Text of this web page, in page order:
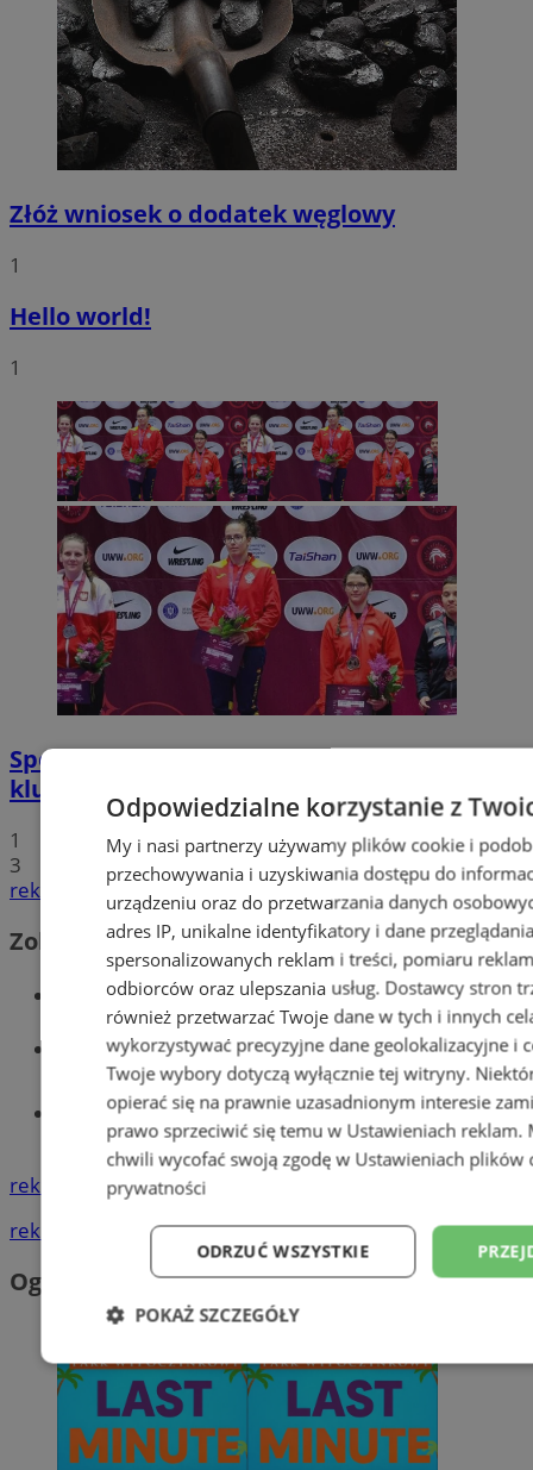
Złóż wniosek o dodatek węglowy
1
Hello world!
1
Sportowe podsumowanie wodzisławskich
klubów sportowych
1
3
reklama
Zobacz również
Wiadomości kryminalne w Wodzisławiu
Wiadomości lokalne
Tworzenie stron www - Wodzisław
Śląski
reklama
reklama
Ogłoszenia
Odpowiedzialne korzystanie z
My i nasi partnerzy używamy plików cookie i
przechowywania i uzyskiwania dostępu do
urządzeniu oraz do przetwarzania danych
adres IP, unikalne identyfikatory i dane
spersonalizowanych reklam i treści, pomiaru
odbiorców oraz ulepszania usług. Dostawcy stron
również przetwarzać Twoje dane w tych i innych
wykorzystywać precyzyjne dane geolokalizacyjne i
Twoje wybory dotyczą wyłącznie tej witryny.
opierać się na prawnie uzasadnionym interesie
prawo sprzeciwić się temu w Ustawieniach reklam.
chwili wycofać swoją zgodę w Ustawieniach plików
prywatności
ODRZUĆ WSZYSTKIE
POKAŻ SZCZEGÓŁY
Niezbędne Wydajność
Niesklasyfikowane